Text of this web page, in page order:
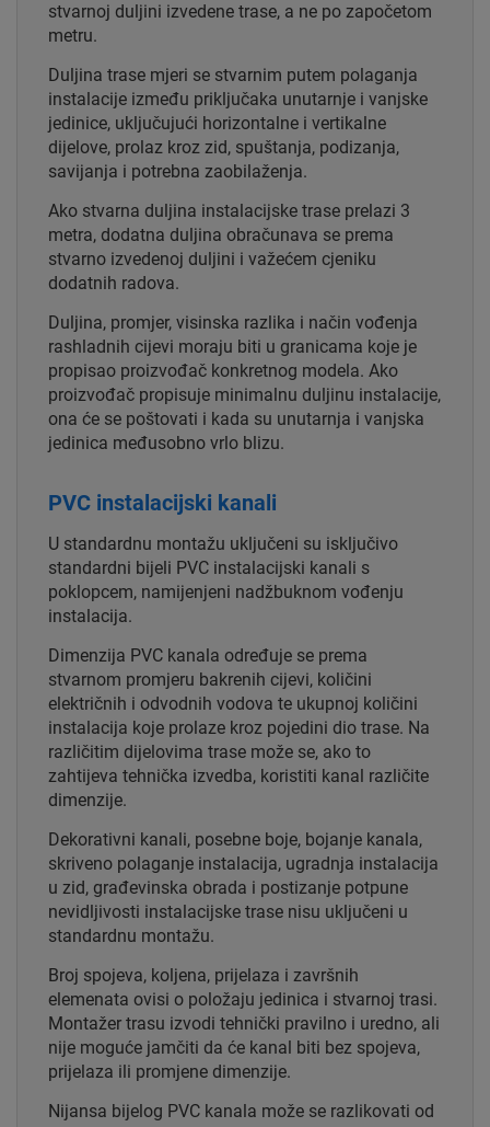
stvarnoj duljini izvedene trase, a ne po započetom
metru.
Duljina trase mjeri se stvarnim putem polaganja
instalacije između priključaka unutarnje i vanjske
jedinice, uključujući horizontalne i vertikalne
dijelove, prolaz kroz zid, spuštanja, podizanja,
savijanja i potrebna zaobilaženja.
Ako stvarna duljina instalacijske trase prelazi 3
metra, dodatna duljina obračunava se prema
stvarno izvedenoj duljini i važećem cjeniku
dodatnih radova.
Duljina, promjer, visinska razlika i način vođenja
rashladnih cijevi moraju biti u granicama koje je
propisao proizvođač konkretnog modela. Ako
proizvođač propisuje minimalnu duljinu instalacije,
ona će se poštovati i kada su unutarnja i vanjska
jedinica međusobno vrlo blizu.
PVC instalacijski kanali
U standardnu montažu uključeni su isključivo
standardni bijeli PVC instalacijski kanali s
poklopcem, namijenjeni nadžbuknom vođenju
instalacija.
Dimenzija PVC kanala određuje se prema
stvarnom promjeru bakrenih cijevi, količini
električnih i odvodnih vodova te ukupnoj količini
instalacija koje prolaze kroz pojedini dio trase. Na
različitim dijelovima trase može se, ako to
zahtijeva tehnička izvedba, koristiti kanal različite
dimenzije.
Dekorativni kanali, posebne boje, bojanje kanala,
skriveno polaganje instalacija, ugradnja instalacija
u zid, građevinska obrada i postizanje potpune
nevidljivosti instalacijske trase nisu uključeni u
standardnu montažu.
Broj spojeva, koljena, prijelaza i završnih
elemenata ovisi o položaju jedinica i stvarnoj trasi.
Montažer trasu izvodi tehnički pravilno i uredno, ali
nije moguće jamčiti da će kanal biti bez spojeva,
prijelaza ili promjene dimenzije.
Nijansa bijelog PVC kanala može se razlikovati od